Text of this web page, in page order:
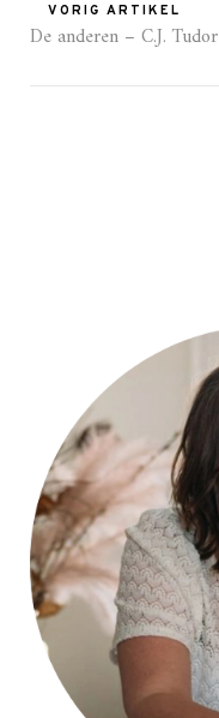
VORIG ARTIKEL
De anderen – C.J. Tudor